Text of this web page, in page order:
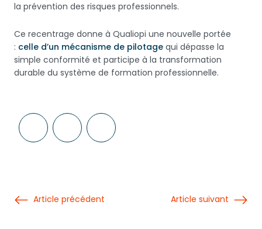
la prévention des risques professionnels.
Ce recentrage donne à Qualiopi une nouvelle portée
: celle d’un mécanisme de pilotage qui dépasse la
simple conformité et participe à la transformation
durable du système de formation professionnelle.
Article précédent Article suivant